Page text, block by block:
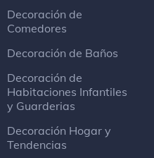
Decoración de
Comedores
Decoración de Baños
Decoración de
Habitaciones Infantiles
y Guarderias
Decoración Hogar y
Tendencias